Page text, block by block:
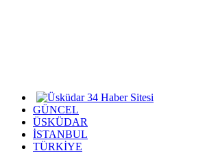
GÜNCEL
ÜSKÜDAR
İSTANBUL
TÜRKİYE